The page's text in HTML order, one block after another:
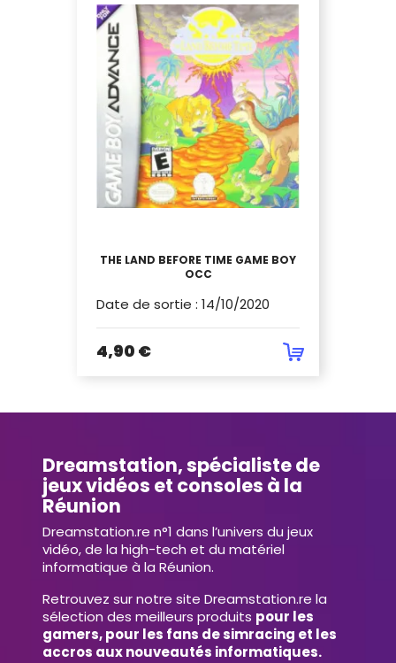
THE LAND BEFORE TIME GAME BOY
OCC
Date de sortie : 14/10/2020
4,90 €
Dreamstation, spécialiste de
jeux vidéos et consoles à la
Réunion
Dreamstation.re n°1 dans l’univers du jeux
vidéo, de la high-tech et du matériel
informatique à la Réunion.
Retrouvez sur notre site Dreamstation.re la
sélection des meilleurs produits pour les
gamers, pour les fans de simracing et les
accros aux nouveautés informatiques.